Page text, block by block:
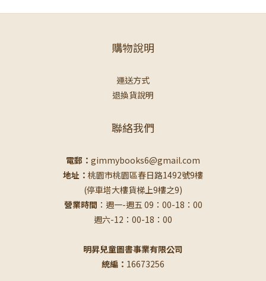
購物說明
運送方式
退換貨說明
聯絡我們
電郵： gimmybooks6@gmail.com
地址： 桃園市桃園區春日路1492號9樓
(停車塔大樓貨梯上9樓之9)
營業時間 ：週一-週五 09：00-18：00
週六-12：00-18：00
明昇兒童圖書事業有限公司
統編： 16673256